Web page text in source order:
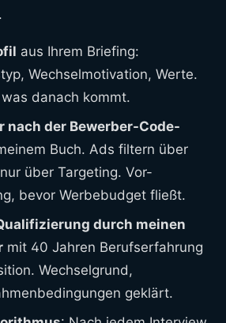
aus Ihrem Briefing:
Wechselmotivation, Werte.
danach kommt.
nach der Bewerber-Code-
Buch. Ads filtern über
über Targeting. Vor-
bevor Werbebudget fließt.
durch meinen
mit 40 Jahren Berufserfahrung
Wechselgrund,
geklärt.